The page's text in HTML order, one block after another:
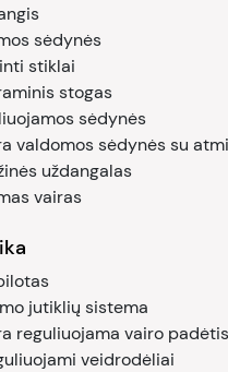
sėdynės
stiklai
stogas
sėdynės
valdomos sėdynės su
uždangalas
vairas
jutiklių sistema
reguliuojama vairo padėtis
veidrodėliai